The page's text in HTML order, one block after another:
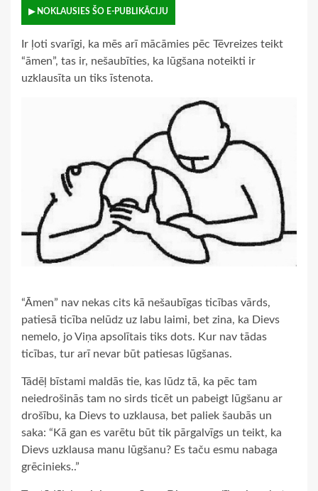
▶ NOKLAUSIES ŠO E-PUBLIKĀCIJU
Ir ļoti svarīgi, ka mēs arī mācāmies pēc Tēvreizes teikt
“āmen”, tas ir, nešaubīties, ka lūgšana noteikti ir
uzklausīta un tiks īstenota.
“Āmen” nav nekas cits kā nešaubīgas ticības vārds,
patiesā ticība nelūdz uz labu laimi, bet zina, ka Dievs
nemelo, jo Viņa apsolītais tiks dots. Kur nav tādas
ticības, tur arī nevar būt patiesas lūgšanas.
Tādēļ bīstami maldās tie, kas lūdz tā, ka pēc tam
neiedrošinās tam no sirds ticēt un pabeigt lūgšanu ar
drošību, ka Dievs to uzklausa, bet paliek šaubās un
saka: “Kā gan es varētu būt tik pārgalvīgs un teikt, ka
Dievs uzklausa manu lūgšanu? Es taču esmu nabaga
grēcinieks..”